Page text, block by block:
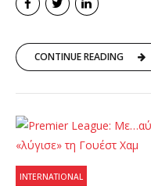
CONTINUE READING
INTERNATIONAL